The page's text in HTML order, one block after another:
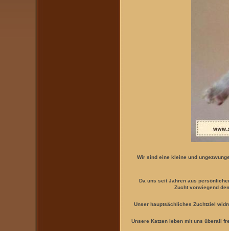
Wir sind eine kleine und
Da uns seit Jahren aus
Zucht vorwiegend
Unser hauptsächliches Zuchtziel
Unsere Katzen leben mit uns überall